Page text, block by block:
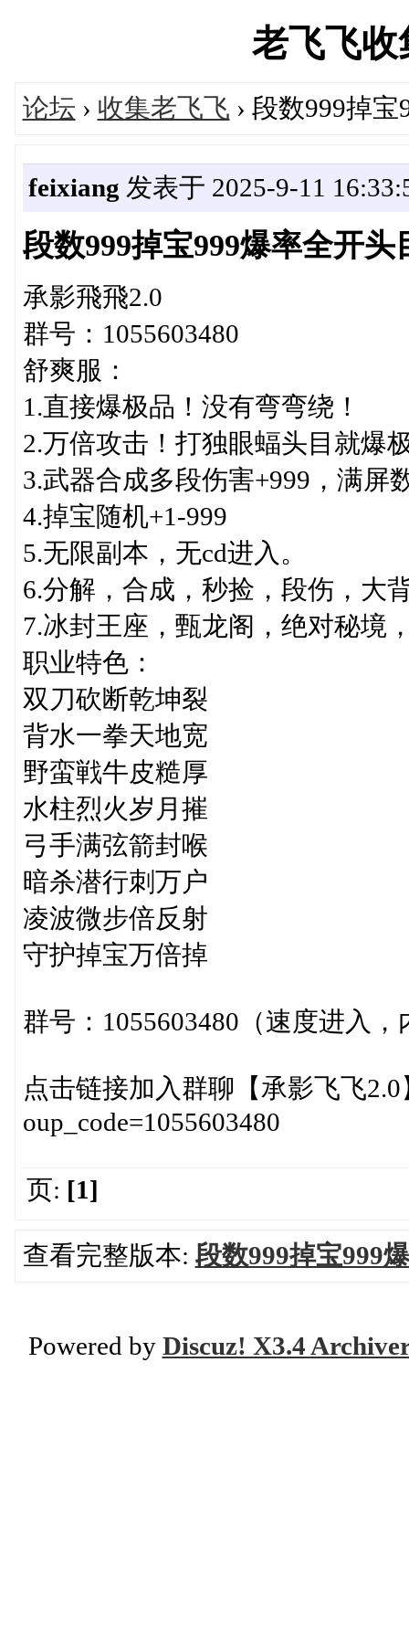
老飞飞
论坛 › 收集老飞飞 › 段数999掉
feixiang 发表于 2025-9-11
段数999掉宝999爆率全开
承影飛飛2.0
群号：1055603480
舒爽服：
1.直接爆极品！没有弯弯绕！
2.万倍攻击！打独眼蝠头目就爆
3.武器合成多段伤害+999，满屏
4.掉宝随机+1-999
5.无限副本，无cd进入。
6.分解，合成，秒捡，段伤，大
7.冰封王座，甄龙阁，绝对秘境
职业特色：
双刀砍断乾坤裂
背水一拳天地宽
野蛮戦牛皮糙厚
水柱烈火岁月摧
弓手满弦箭封喉
暗杀潜行刺万户
凌波微步倍反射
守护掉宝万倍掉
群号：1055603480（速度进入
点击链接加入群聊【承影飞飞2.0
oup_code=1055603480
页: [1]
查看完整版本: 段数999掉宝999
Powered by Discuz! X3.4